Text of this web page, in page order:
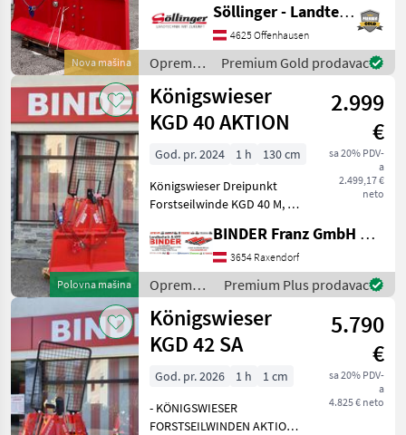
Nova mašina
Pojačalo užeta - Kuka za
prikolicu - Donji valjak za
vođenje užeta - Ručna
upravljačka
Söllinger - Landtechnik GmbH
4625 Offenhausen
Oprema
za šumu i
obradu
drveta /
Königswieser
Premium Gold prodavac
Polovna mašina
Königswieser
KGD 40 AKTION
2.999
€
sa 20% PDV-
a
2.499,17 €
neto
God. pr. 2024 1 h
130 cm
Königswieser Dreipunkt
Forstseilwinde KGD 40 M, 4,
mechanische Bedienung
mit Totmannschaltung,
Schutzgitter,
Rückeschildbreite 1.300mm
mit 4 St. fix
BINDER Franz GmbH & CoKG
3654 Raxendorf
Oprema
za šumu i
obradu
drveta /
Königswieser
Premium Plus prodavac
Königswieser
KGD 42 SA
5.790
€
sa 20% PDV-
a
4.825 € neto
God. pr. 2026 1 h
1 cm
- KÖNIGSWIESER
FORSTSEILWINDEN AKTION